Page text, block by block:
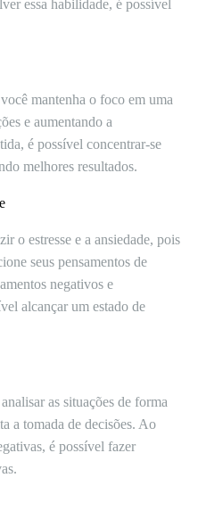
essa habilidade, é possível
mantenha o foco em uma
e aumentando a
é possível concentrar-se
melhores resultados.
o estresse e a ansiedade, pois
seus pensamentos de
negativos e
alcançar um estado de
as situações de forma
a tomada de decisões. Ao
é possível fazer